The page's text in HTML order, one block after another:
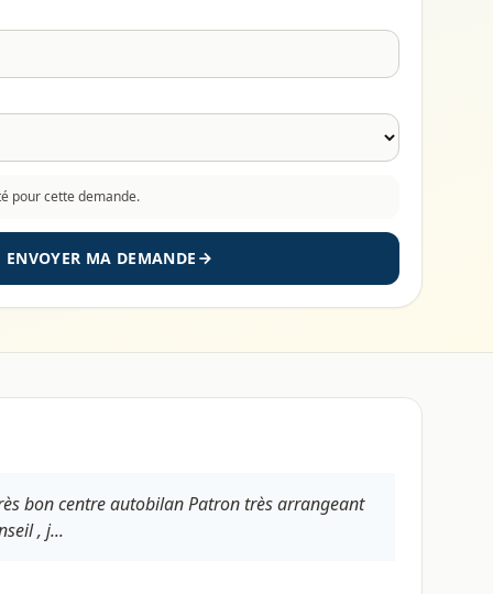
pour cette demande.
ENVOYER MA DEMANDE
bon centre autobilan Patron très arrangeant
, j...